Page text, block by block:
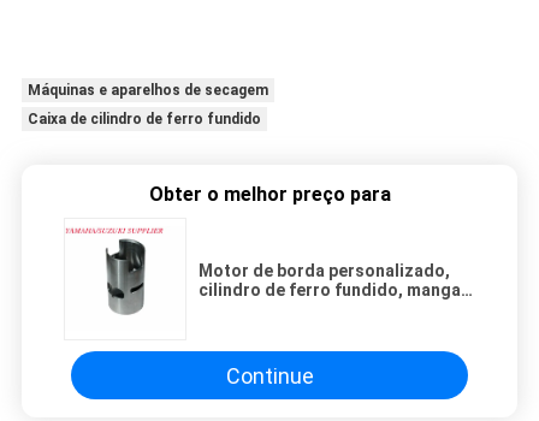
Máquinas e aparelhos de secagem
Caixa de cilindro de ferro fundido
Obter o melhor preço para
Motor de borda personalizado,
cilindro de ferro fundido, manga
Continue